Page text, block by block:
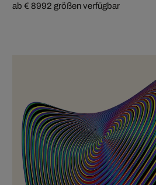
ab € 8992 größen verfügbar